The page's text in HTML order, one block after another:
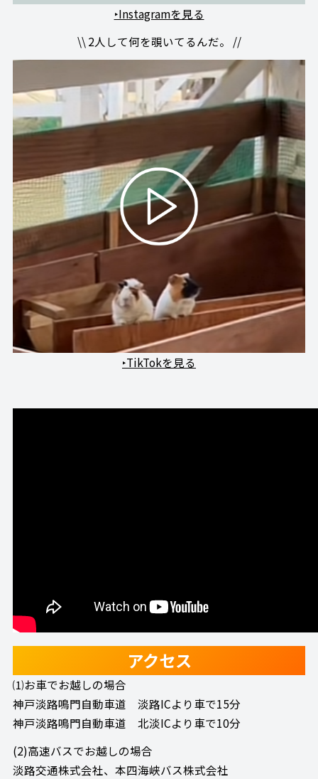
‣Instagramを見る
\\ 2人して何を覗いてるんだ。 //
‣TikTokを見る
アクセス
⑴お車でお越しの場合
神戸淡路鳴門自動車道 淡路ICより車で15分
神戸淡路鳴門自動車道 北淡ICより車で10分
(2)高速バスでお越しの場合
淡路交通株式会社、本四海峡バス株式会社